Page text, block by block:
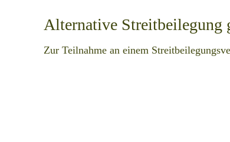
Alternative Streitbeilegung
Zur Teilnahme an einem